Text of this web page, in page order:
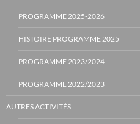
PROGRAMME 2025-2026
HISTOIRE PROGRAMME 2025
PROGRAMME 2023/2024
PROGRAMME 2022/2023
AUTRES ACTIVITÉS